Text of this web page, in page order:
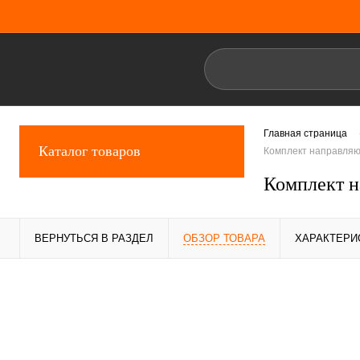
Каталог товаров
Главная страница
Комплект
Комплект
ВЕРНУТЬСЯ В РАЗДЕЛ ОБЗОР ТОВАРА